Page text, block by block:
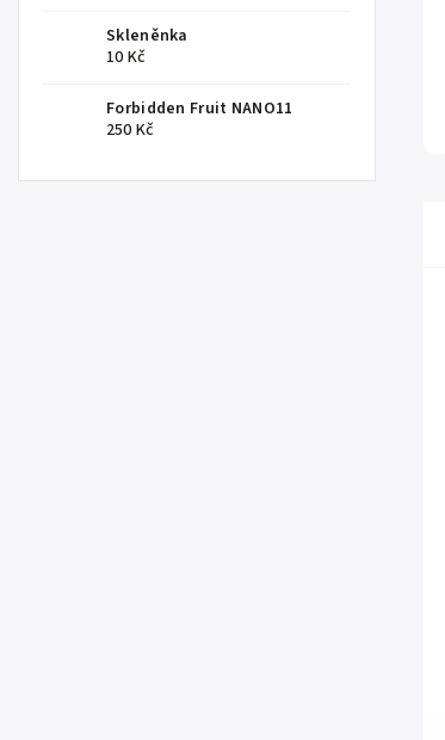
Skleněnka
10 Kč
Forbidden Fruit NANO11
250 Kč